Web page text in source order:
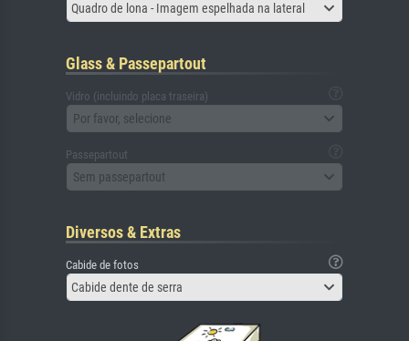
Quadro de lona - Imagem espelhada na lateral
Glass & Passepartout
Vidro (incluindo placa traseira)
Por favor, selecione
Passepartout
Sem passepartout
Diversos & Extras
Cabide de fotos
Cabide dente de serra